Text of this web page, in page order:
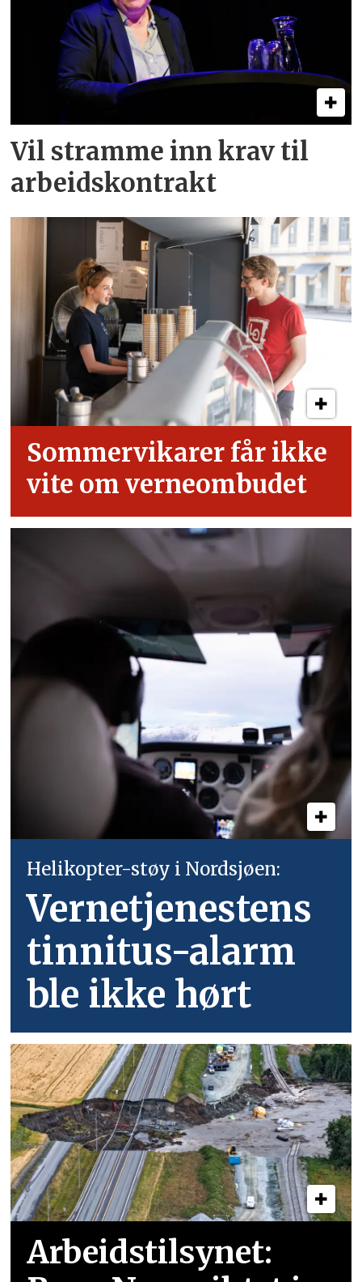
Vil stramme inn krav til
arbeids­kontrakt
Sommervikarer får ikke
vite om verneombudet
Helikopter-støy i Nordsjøen:
Vernetjenestens
tinnitus-alarm
ble ikke hørt
Arbeidstilsynet: